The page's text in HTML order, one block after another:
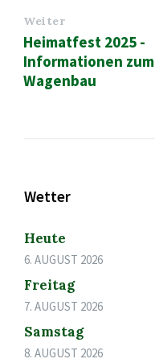
Weiter
Heimatfest 2025 -
Informationen zum
Wagenbau
Wetter
Heute
6. AUGUST 2026
Freitag
7. AUGUST 2026
Samstag
8. AUGUST 2026